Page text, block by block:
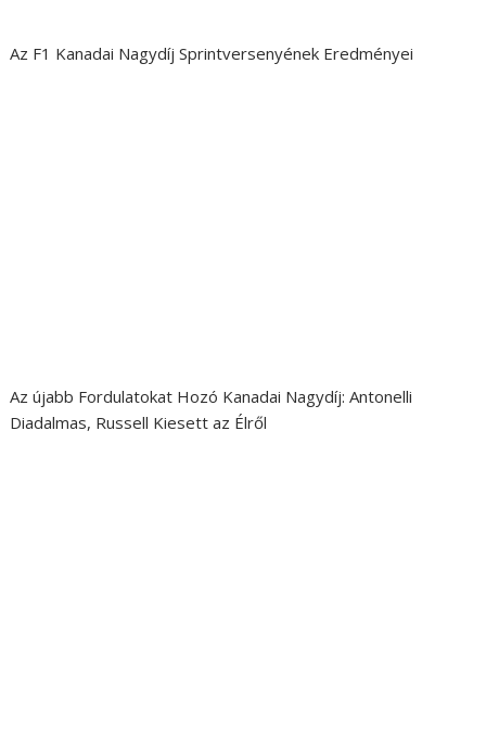
Az F1 Kanadai Nagydíj Sprintversenyének Eredményei
Az újabb Fordulatokat Hozó Kanadai Nagydíj: Antonelli
Diadalmas, Russell Kiesett az Élről